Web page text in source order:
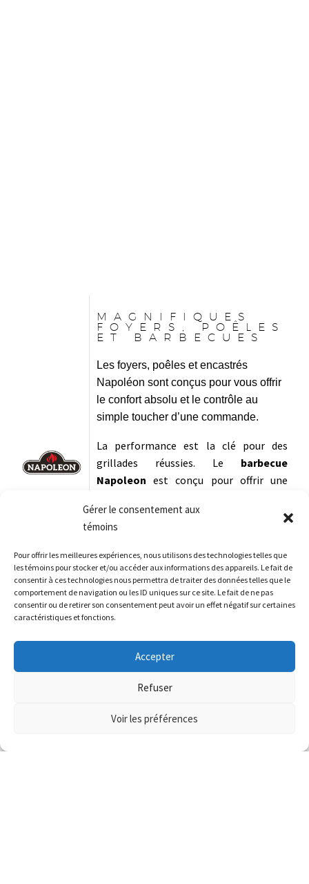
Gérer le consentement aux
témoins
Pour offrir les meilleures expériences, nous utilisons des technologies telles que
les témoins pour stocker et/ou accéder aux informations des appareils. Le fait de
consentir à ces technologies nous permettra de traiter des données telles que le
comportement de navigation ou les ID uniques sur ce site. Le fait de ne pas
consentir ou de retirer son consentement peut avoir un effet négatif sur certaines
caractéristiques et fonctions.
Accepter
Refuser
Voir les préférences
MAGNIFIQUES
FOYERS, POÊLES
ET BARBECUES
Les foyers, poêles et encastrés
Napoléon sont conçus pour vous offrir
le confort absolu et le contrôle au
simple toucher d’une commande.
La performance est la clé pour des
grillades réussies. Le barbecue
Napoleon est conçu pour offrir une
brûleurs en acier inoxydable offrent une
chaleur uniforme et constante, ce qui
signifie que vosaliments sont cuits à la
perfection. Lesystème de contrôlede
la température permet une gestion
facile et précise de la chaleur, ce qui vous
permet de cuisiner différents types